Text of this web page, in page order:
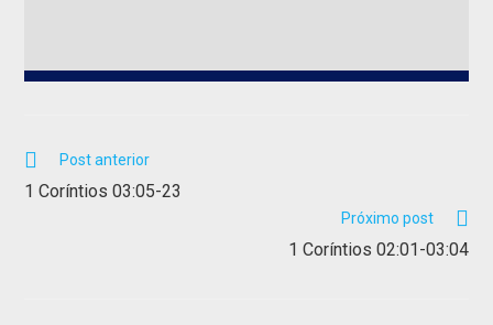
Post anterior
1 Coríntios 03:05-23
Próximo post
1 Coríntios 02:01-03:04